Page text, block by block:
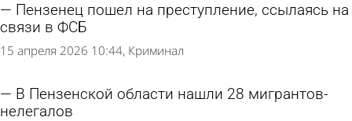
Пензенец пошел на преступление, ссылаясь на
связи в ФСБ
15 апреля 2026 10:44 Криминал
В Пензенской области нашли 28 мигрантов-
нелегалов